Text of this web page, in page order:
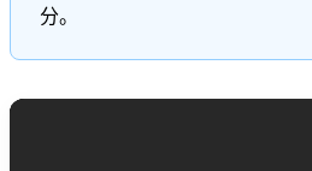
分。